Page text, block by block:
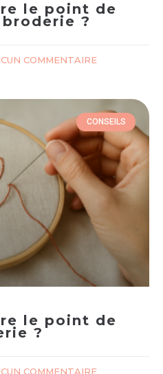
le point de
?
COMMENTAIRE
CONSEILS
le point de
?
COMMENTAIRE